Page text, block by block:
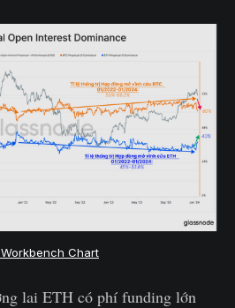
Chart
lai ETH có phí funding lớn